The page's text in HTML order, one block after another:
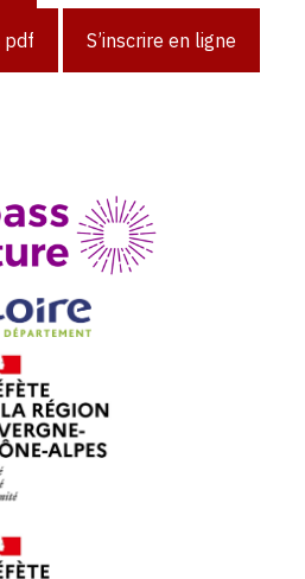
pdf S’inscrire en ligne